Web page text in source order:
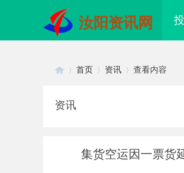
汝阳资讯网
首页 资讯 查看内容
资讯
集货空运因一票货